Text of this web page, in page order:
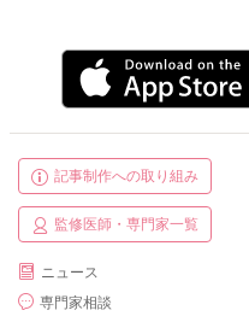
記事制作への取り組み
監修医師・専門家一覧
ニュース
専門家相談